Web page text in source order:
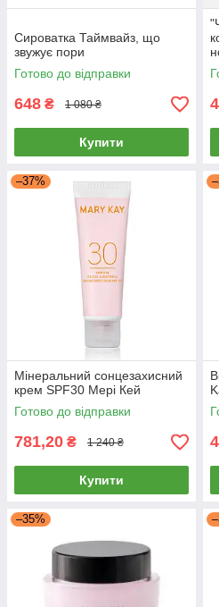
Сироватка Таймвайз, що
звужує пори
Готово до відправки
648 ₴ 1 080 ₴
Купити
–37%
Мінеральний сонцезахисний
крем SPF30 Мері Кей
Готово до відправки
781,20 ₴ 1 240 ₴
Купити
–35%